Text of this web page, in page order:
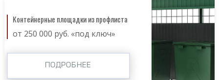
Контейнерные площадки из профлиста
от 250 000 руб. «под ключ»
ПОДРОБНЕЕ